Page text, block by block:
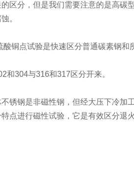
区分，但是我们需要注意的是高碳
。
铜点试验是快速区分普通碳素钢和
和304与316和317区分开来。
锈钢是非磁性钢，但经大压下冷加
点进行磁性试验，它是有效区分退